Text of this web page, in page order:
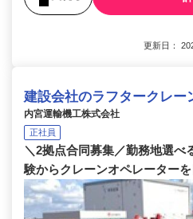
更新日：
建設会社のラフタークレー
内宮運輸機工株式会社
正社員
＼2拠点合同募集／勤務地選べ
験からクレーンオペレーター